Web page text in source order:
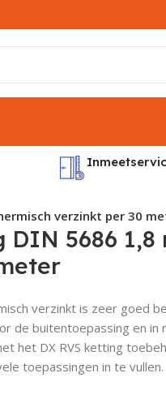
verzinkt per 30
5686 1,8
verzinkt is zeer goed
de buitentoepassing en in
het DX RVS ketting
toepassingen in te vullen.